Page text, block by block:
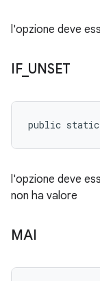
l'opzione deve
IF_ UNSET
public
l'opzione deve
non ha valore
MAI